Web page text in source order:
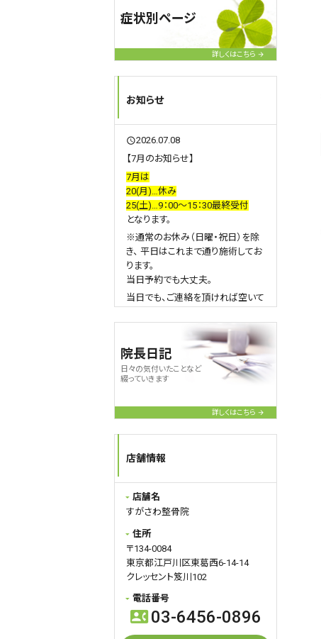
症状別ページ
詳しくはこちら
お知らせ
query_builder2026.07.08
【7月のお知らせ】
7月は
20(月)…休み
25(土)…9：00～15：30最終受付
となります。
※通常のお休み（日曜・祝日）を除
き、 平日はこれまで通り施術してお
ります。
当日予約でも大丈夫。
当日でも、ご連絡を頂ければ空いて
気軽にご連絡下さい。
また、急な症状悪化や急患の方は
予約状況によりお待ちいただくこと
もございますが、可能な限り対応い
ご予約の際は、
・お名前
・お電話番号
・ご希望の施術(保険施術、自律神
をご記入ください。
ご予約お待ちしています。
query_builder2026.05.02
5月は
4(月)…休み
6(水)…休み
23(土)…14:00~20:30(午前中休み)
30(土)…14:00~20:30(午前中休み)
院長日記
日々の気付いたことなど
綴っていきます
詳しくはこちら
店舗情報
店舗名
すがさわ整骨院
住所
〒134-0084
東京都江戸川区東葛西6-14-14
クレッセント笈川102
電話番号
contact_phone 03-6456-0896